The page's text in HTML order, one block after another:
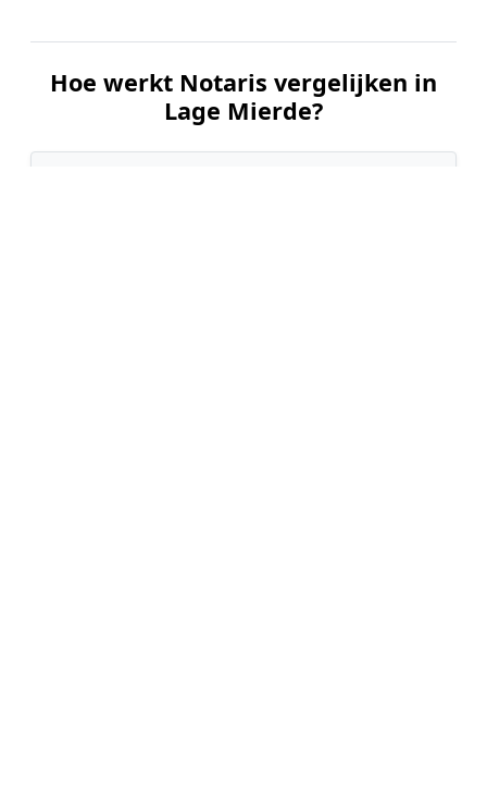
Hoe werkt Notaris vergelijken in
Lage Mierde?